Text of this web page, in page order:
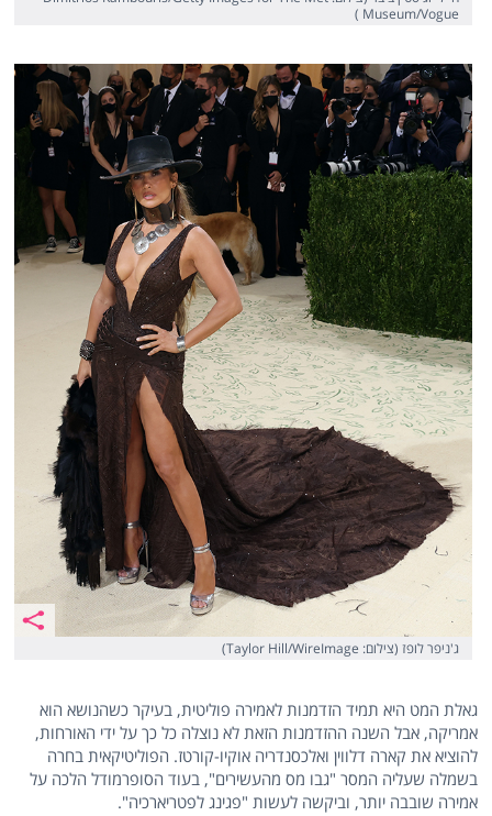
Museum/Vogue )
ג'ניפר לופז (צילום: Taylor Hill/WireImage)
גאלת המט היא תמיד הזדמנות לאמירה פוליטית, בעיקר כשהנושא הוא
אמריקה, אבל השנה ההזדמנות הזאת לא נוצלה כל כך על ידי האורחות,
להוציא את קארה דלווין ואלכסנדריה אוקיו-קורטז. הפוליטיקאית בחרה
בשמלה שעליה המסר "גבו מס מהעשירים", בעוד הסופרמודל הלכה על
אמירה שובבה יותר, וביקשה לעשות "פגינג לפטריארכיה".